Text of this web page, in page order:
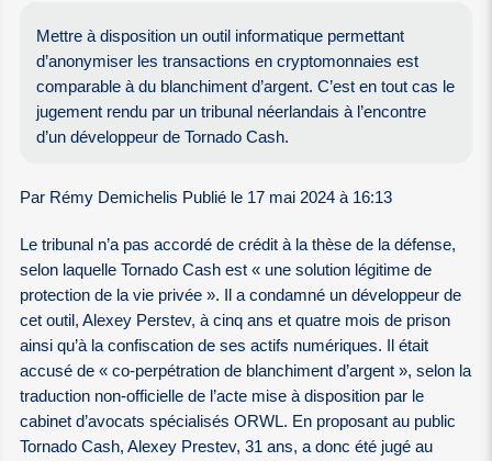
Mettre à disposition un outil informatique permettant
d’anonymiser les transactions en cryptomonnaies est
comparable à du blanchiment d’argent. C’est en tout cas le
jugement rendu par un tribunal néerlandais à l’encontre
d’un développeur de Tornado Cash.
Par Rémy Demichelis Publié le 17 mai 2024 à 16:13
Le tribunal n’a pas accordé de crédit à la thèse de la défense,
selon laquelle Tornado Cash est « une solution légitime de
protection de la vie privée ». Il a condamné un développeur de
cet outil, Alexey Perstev, à cinq ans et quatre mois de prison
ainsi qu’à la confiscation de ses actifs numériques. Il était
accusé de « co-perpétration de blanchiment d’argent », selon la
traduction non-officielle de l’acte mise à disposition par le
cabinet d’avocats spécialisés ORWL. En proposant au public
Tornado Cash, Alexey Prestev, 31 ans, a donc été jugé au